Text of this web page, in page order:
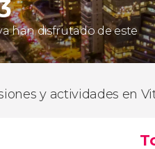
han disfrutado de este
y actividades en